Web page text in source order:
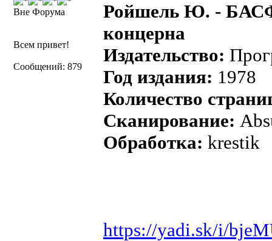
Вне Форума
Всем привет!
Сообщений: 879
Ройшель Ю. -
концерна
Издательство:
Год издания: 1978
Количество
Сканирование:
Обработка: krestik
https://yadi.sk/i/